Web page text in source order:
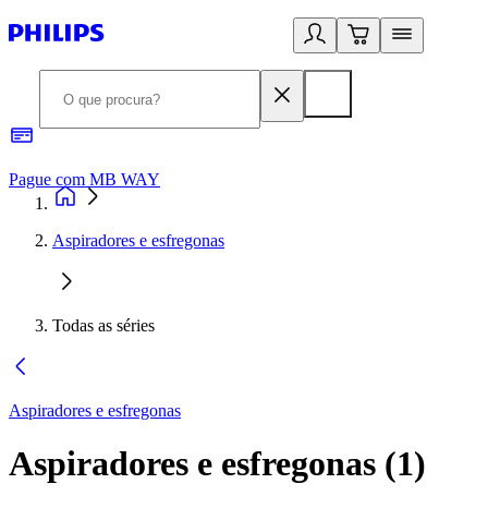
Pague com MB WAY
Aspiradores e esfregonas
Todas as séries
Aspiradores e esfregonas
Aspiradores e esfregonas (1)